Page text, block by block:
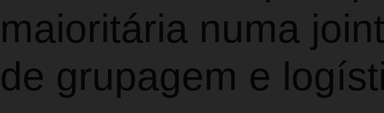
maioritária numa
de grupagem e